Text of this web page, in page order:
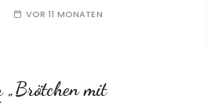
VOR 11 MONATEN
Brötchen mit